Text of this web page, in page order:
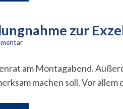
zur
zu
Stellungnahme
zur
–
am Montagabend.
machen soll. Vor